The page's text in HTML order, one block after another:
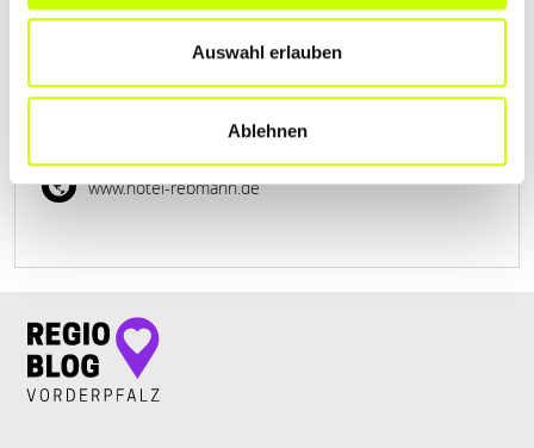
Auswahl erlauben
Ablehnen
Petronellastr. 33| 76887 Bad Bergzabern DE
www.hotel-rebmann.de